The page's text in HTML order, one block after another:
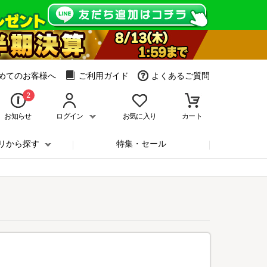
てのお客様へ ご利用ガイド よくあるご質問
2
お知らせ ログイン お気に入り カート
から探す 特集・セール